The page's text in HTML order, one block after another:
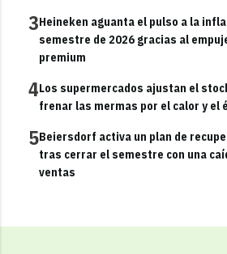
3Heineken aguanta el pulso a la
semestre de 2026 gracias al
premium
4Los supermercados ajustan el
frenar las mermas por el calor y el
5Beiersdorf activa un plan de
tras cerrar el semestre con una
ventas